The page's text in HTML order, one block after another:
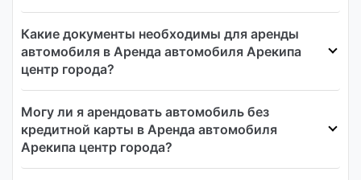
Какие документы необходимы для аренды
автомобиля в Аренда автомобиля Арекипа
центр города?
Могу ли я арендовать автомобиль без
кредитной карты в Аренда автомобиля
Арекипа центр города?